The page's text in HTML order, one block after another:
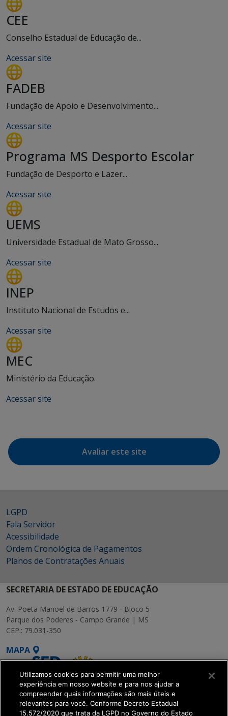
CEE
Conselho Estadual de Educação de...
Acessar site
FADEB
Fundação de Apoio e Desenvolvimento...
Acessar site
Programa MS Desporto Escolar
Fundação de Desporto e Lazer...
Acessar site
UEMS
Universidade Estadual de Mato Grosso...
Acessar site
INEP
Instituto Nacional de Estudos e...
Acessar site
MEC
Ministério da Educação.
Acessar site
Avaliar este site
LGPD
Fala Servidor
Acessibilidade
Ordem Cronológica de Pagamentos
Planos de Contratações Anuais
SECRETARIA DE ESTADO DE EDUCAÇÃO
Av. Poeta Manoel de Barros 1779 - Bloco 5
Parque dos Poderes - Campo Grande | MS
CEP.: 79.031-350
MAPA
Utilizamos cookies para permitir uma melhor
experiência em nosso website e para nos ajudar a
compreender quais informações são mais úteis e
relevantes para você. Conforme Decreto Estadual
15.572/2020 que trata da LGPD no Governo do Estado